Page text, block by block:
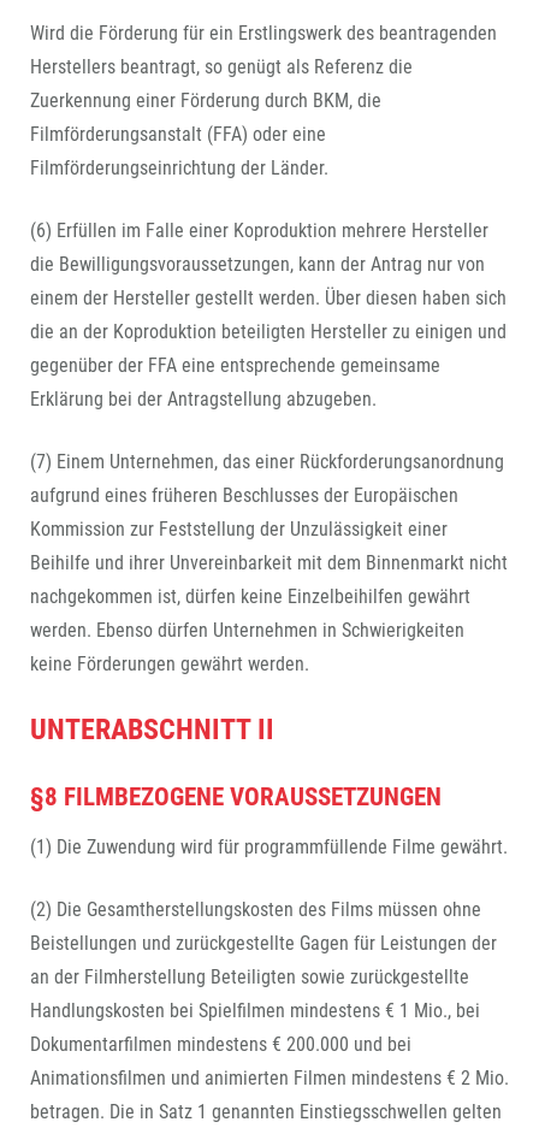
Wird die Förderung für ein Erstlingswerk des beantragenden
Herstellers beantragt, so genügt als Referenz die
Zuerkennung einer Förderung durch BKM, die
Filmförderungsanstalt (FFA) oder eine
Filmförderungseinrichtung der Länder.
(6) Erfüllen im Falle einer Koproduktion mehrere Hersteller
die Bewilligungsvoraussetzungen, kann der Antrag nur von
einem der Hersteller gestellt werden. Über diesen haben sich
die an der Koproduktion beteiligten Hersteller zu einigen und
gegenüber der FFA eine entsprechende gemeinsame
Erklärung bei der Antragstellung abzugeben.
(7) Einem Unternehmen, das einer Rückforderungsanordnung
aufgrund eines früheren Beschlusses der Europäischen
Kommission zur Feststellung der Unzulässigkeit einer
Beihilfe und ihrer Unvereinbarkeit mit dem Binnenmarkt nicht
nachgekommen ist, dürfen keine Einzelbeihilfen gewährt
werden. Ebenso dürfen Unternehmen in Schwierigkeiten
keine Förderungen gewährt werden.
UNTERABSCHNITT II
§8 FILMBEZOGENE VORAUSSETZUNGEN
(1) Die Zuwendung wird für programmfüllende Filme gewährt.
(2) Die Gesamtherstellungskosten des Films müssen ohne
Beistellungen und zurückgestellte Gagen für Leistungen der
an der Filmherstellung Beteiligten sowie zurückgestellte
Handlungskosten bei Spielfilmen mindestens € 1 Mio., bei
Dokumentarfilmen mindestens € 200.000 und bei
Animationsfilmen und animierten Filmen mindestens € 2 Mio.
betragen. Die in Satz 1 genannten Einstiegsschwellen gelten